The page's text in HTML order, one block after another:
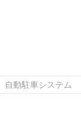
自動駐車システム